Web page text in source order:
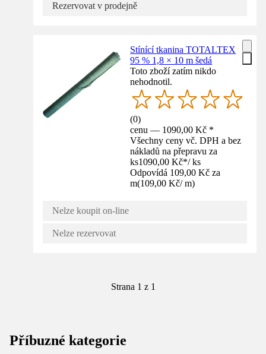
Rezervovat v prodejně
Stínící tkanina TOTALTEX
95 % 1,8 × 10 m šedá
Toto zboží zatím nikdo
nehodnotil.
(0)
cenu — 1090,00 Kč *
Všechny ceny vč. DPH a bez
nákladů na přepravu za
ks1090,00 Kč*/ ks
Odpovídá 109,00 Kč za
m(109,00 Kč/ m)
Nelze koupit on-line
Nelze rezervovat
Strana 1 z 1
Příbuzné kategorie